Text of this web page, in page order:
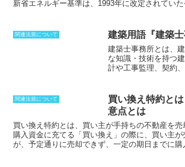
新省エネルギー基準は、1993年に改定されていた
用いられることになった。気密住宅の適用が目的
熱性能を強化することとなる。熱損失係数の判断
ともに見直しが掛けられたが、新省エネルギー基
化されていくことになった。こうした改正が掛け
構造の進化があり、気候に対する対応が変わっ
関連法規について 建築用語『建築
建築士事務所とは、
な知識・技術を持つ
計や工事監理、契約
建築士法に基づいて
積んだ建築士を管理
県知事に登録しなけれ
士事務所の主な業務
理、建築工事契約、
督、建築物に関する
関連法規について
買い換え特約と
意点とは
買い換え特約とは、買い主が手持ちの不動産を
購入資金に充てる「買い換え」の際に、買い主
が、予定通りに売却できず、一定の期日までに